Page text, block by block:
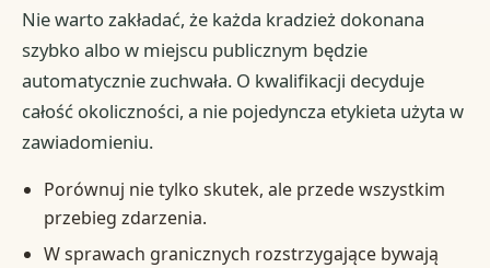
Nie warto zakładać, że każda kradzież dokonana
szybko albo w miejscu publicznym będzie
automatycznie zuchwała. O kwalifikacji decyduje
całość okoliczności, a nie pojedyncza etykieta użyta w
zawiadomieniu.
Porównuj nie tylko skutek, ale przede wszystkim
przebieg zdarzenia.
W sprawach granicznych rozstrzygające bywają